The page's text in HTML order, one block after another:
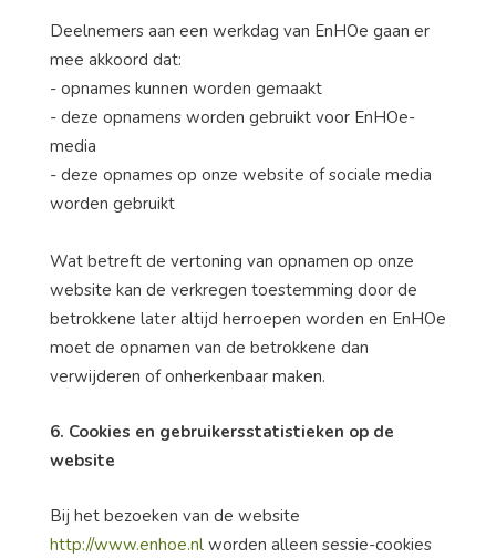
Deelnemers aan een werkdag van EnHOe gaan er
mee akkoord dat:
- opnames kunnen worden gemaakt
- deze opnamens worden gebruikt voor EnHOe-
media
- deze opnames op onze website of sociale media
worden gebruikt
Wat betreft de vertoning van opnamen op onze
website kan de verkregen toestemming door de
betrokkene later altijd herroepen worden en EnHOe
moet de opnamen van de betrokkene dan
verwijderen of onherkenbaar maken.
6. Cookies en gebruikersstatistieken op de
website
Bij het bezoeken van de website
http://www.enhoe.nl worden alleen sessie-cookies